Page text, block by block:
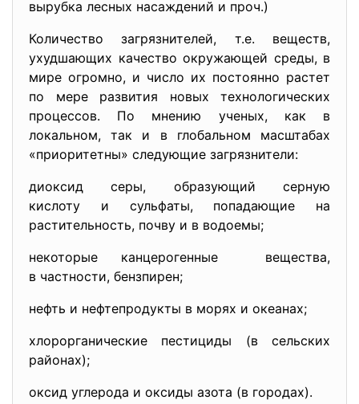
вырубка лесных насаждений и проч.)
Количество загрязнителей, т.е. веществ,
ухудшающих качество окружающей среды, в
мире огромно, и число их постоянно растет
по мере развития новых технологических
процессов. По мнению ученых, как в
локальном, так и в глобальном масштабах
«приоритетны» следующие загрязнители:
диоксид серы, образующий серную
кислоту и сульфаты, попадающие на
растительность, почву и в водоемы;
некоторые канцерогенные вещества,
в частности, бензпирен;
нефть и нефтепродукты в морях и океанах;
хлорорганические пестициды (в сельских
районах);
оксид углерода и оксиды азота (в городах).